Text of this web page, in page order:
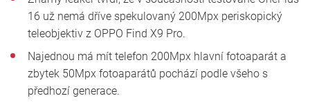
16 už nemá dříve spekulovaný 200Mpx periskopický
teleobjektiv z OPPO Find X9 Pro.
Najednou má mít telefon 200Mpx hlavní fotoaparát a
zbytek 50Mpx fotoaparátů pochází podle všeho s
předhozí generace.